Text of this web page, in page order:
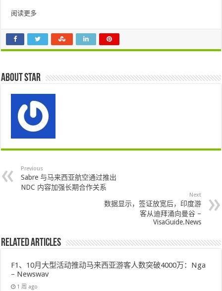
阅读更多
About star
Previous
Sabre 与马来西亚航空通过推出
NDC 内容加强长期合作关系
Next
数据显示，签证放宽后，印度游
客从迪拜涌向曼谷 –
VisaGuide.News
Related Articles
F1、10月大型活动推动马来西亚游客人数突破4000万：Nga
– Newswav
1 周 ago